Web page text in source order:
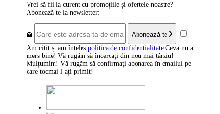
Vrei să fii la curent cu promoțiile și ofertele noastre?
Abonează-te la newsletter:
Abonează-te
Am citit și am înțeles politica de confidențialitate Ceva nu a
mers bine! Vă rugăm să încercați din nou mai târziu!
Mulțumim! Vă rugăm să confirmați abonarea în emailul pe
care tocmai l-ați primit!